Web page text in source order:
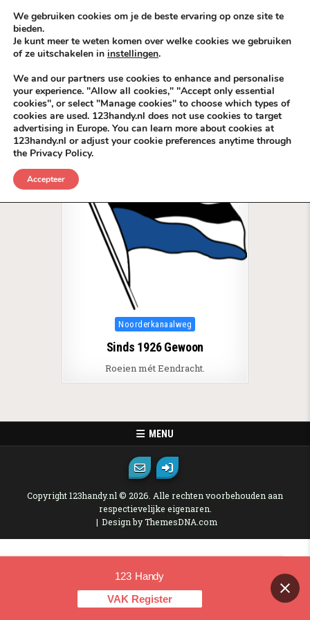
KEEP ICT CLEAN
VÓÓR MÉÉR IN EIGEN ZZPBELANG ®
Tag:Sport BackLinks Roeivereniging
Posted in
Noorderkanaalweg
Sinds 1926 Gewoon
Roeien mét Eendracht.
MENU
Copyright 123handy.nl © 2026. Alle rechten voorbehouden aan
respectievelijke eigenaren.
Design by ThemesDNA.com
123 Handy
VAK Register
We gebruiken cookies om je de beste ervaring op onze site te
bieden.
Je kunt meer te weten komen over welke cookies we gebruiken
of ze uitschakelen in instellingen.
We and our partners use cookies to enhance and personalise
your experience. "Allow all cookies," "Accept only essential
cookies", or select "Manage cookies" to choose which types of
cookies are used. 123handy.nl does not use cookies to target
advertising in Europe. You can learn more about cookies at
123handy.nl or adjust your cookie preferences anytime through
the Privacy Policy.
Accepteer
OPEN